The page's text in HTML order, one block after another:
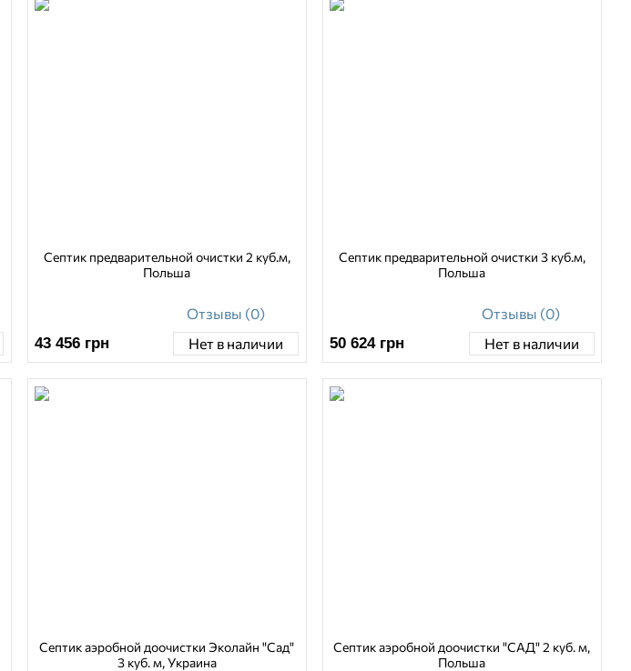
Септик предварительной очистки 2 куб.м,
Польша
Отзывы (0)
43 456 грн Нет в наличии
Септик предварительной очистки 3 куб.м,
Польша
Отзывы (0)
50 624 грн Нет в наличии
Септик аэробной доочистки Эколайн "Сад"
3 куб. м, Украина
Септик аэробной доочистки "САД" 2 куб. м,
Польша